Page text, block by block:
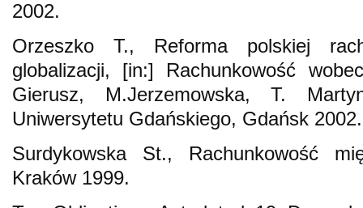
2002.
Orzeszko T., Reforma polskiej
globalizacji, [in:] Rachunkowość
Gierusz, M.Jerzemowska, T.
Uniwersytetu Gdańskiego, Gdańsk 2002.
Surdykowska St., Rachunkowość
Kraków 1999.